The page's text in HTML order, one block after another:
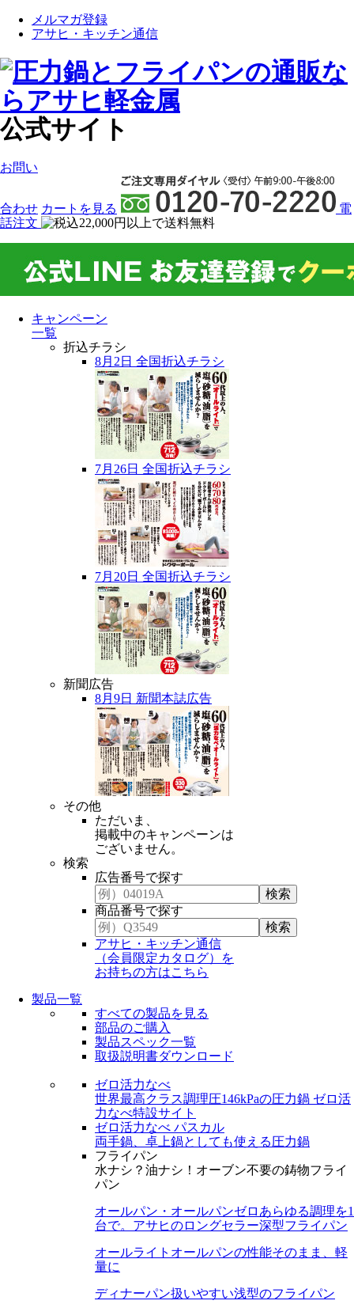
メルマガ登録
アサヒ・キッチン通信
公式サイト
お問い
合わせ カート を見る
電
話注文
キャンペーン
一覧
折込チラシ
8月2日 全国折込チラシ
7月26日 全国折込チラシ
7月20日 全国折込チラシ
新聞広告
8月9日 新聞本誌広告
その他
ただいま、
掲載中のキャンペーンは
ございません。
検索
広告番号で探す
商品番号で探す
アサヒ・キッチン通信
（会員限定カタログ）を
お持ちの方はこちら
製品一覧
すべての製品を見る
部品のご購入
製品スペック一覧
取扱説明書ダウンロード
ゼロ活力なべ
世界最高クラス調理圧146kPaの圧力鍋 ゼロ活
力なべ特設サイト
ゼロ活力なべ パスカル
両手鍋、卓上鍋としても使える圧力鍋
フライパン
水ナシ？油ナシ！オーブン不要の鋳物フライ
パン
オールパン・オールパンゼロ あらゆる調理を1
台で。アサヒのロングセラー深型フライパン
オールライト オールパンの性能そのまま、軽
量に
ディナーパン扱いやすい浅型のフライパン